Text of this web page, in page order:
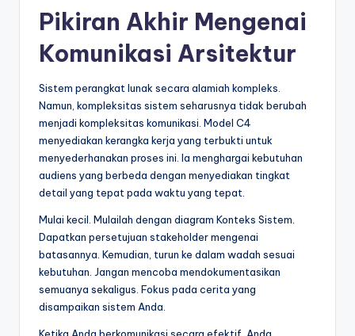
Pikiran Akhir Mengenai
Komunikasi Arsitektur
Sistem perangkat lunak secara alamiah kompleks.
Namun, kompleksitas sistem seharusnya tidak berubah
menjadi kompleksitas komunikasi. Model C4
menyediakan kerangka kerja yang terbukti untuk
menyederhanakan proses ini. Ia menghargai kebutuhan
audiens yang berbeda dengan menyediakan tingkat
detail yang tepat pada waktu yang tepat.
Mulai kecil. Mulailah dengan diagram Konteks Sistem.
Dapatkan persetujuan stakeholder mengenai
batasannya. Kemudian, turun ke dalam wadah sesuai
kebutuhan. Jangan mencoba mendokumentasikan
semuanya sekaligus. Fokus pada cerita yang
disampaikan sistem Anda.
Ketika Anda berkomunikasi secara efektif, Anda